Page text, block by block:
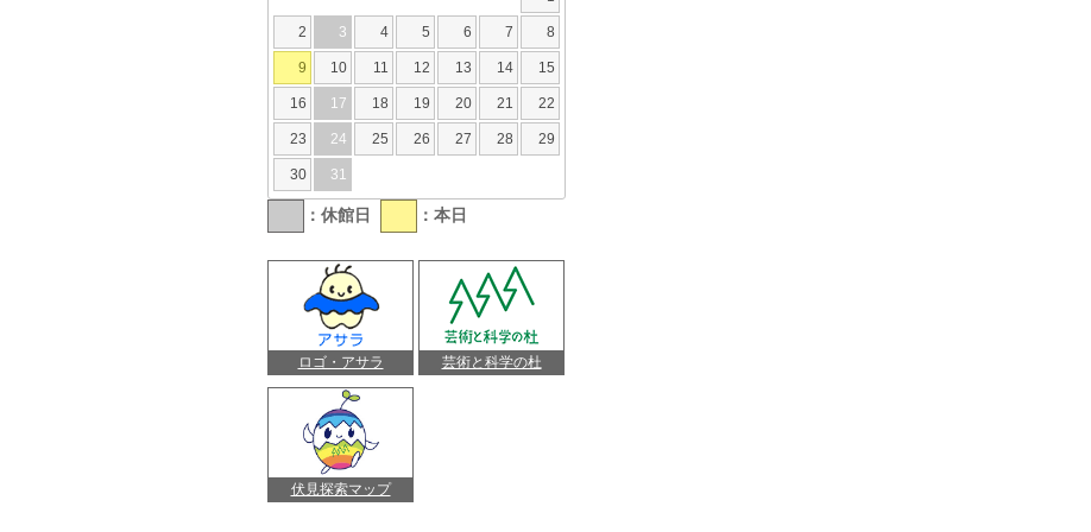
2 3 4 5 6 7 8
9 10 11 12 13 14 15
16 17 18 19 20 21 22
23 24 25 26 27 28 29
30 31
：休館日 ：本日
ロゴ・アサラ 芸術と科学の杜
伏見探索マップ